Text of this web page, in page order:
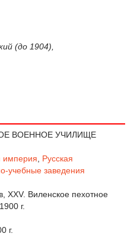
(до 1904),
ВОЕННОЕ УЧИЛИЩЕ
империя
Русская
учебные заведения
XXV. Виленское пехотное
, 1900 г.
г.